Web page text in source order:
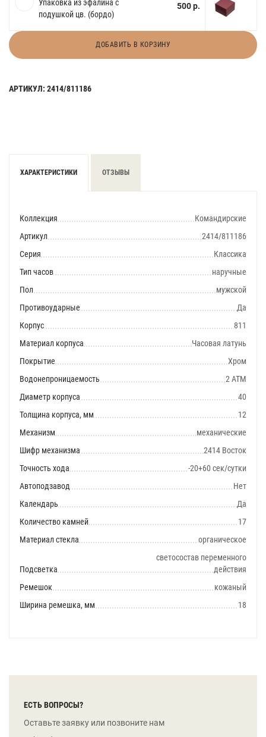
Упаковка из эфалина с
подушкой цв. (бордо)
500 р.
ДОБАВИТЬ В КОРЗИНУ
АРТИКУЛ: 2414/811186
ХАРАКТЕРИСТИКИ ОТЗЫВЫ
Коллекция
Командирские
Артикул
2414/811186
Серия
Классика
Тип часов
наручные
Пол
мужской
Противоударные
Да
Корпус
811
Материал корпуса
Часовая латунь
Покрытие
Хром
Водонепроницаемость
2 АТМ
Диаметр корпуса
40
Толщина корпуса, мм
12
Механизм
механические
Шифр механизма
2414 Восток
Точность хода
-20+60 сек/сутки
Автоподзавод
Нет
Календарь
Да
Количество камней
17
Материал стекла
органическое
Подсветка
светосостав переменного
действия
Ремешок
кожаный
Ширина ремешка, мм
18
ЕСТЬ ВОПРОСЫ?
Оставьте заявку или позвоните нам